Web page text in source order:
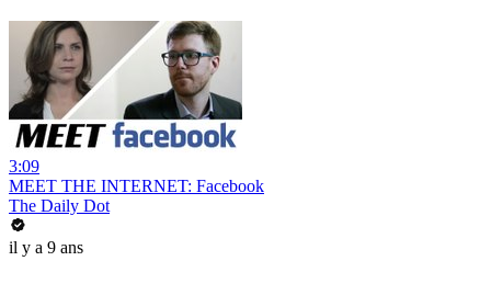
3:09
MEET THE INTERNET: Facebook
The Daily Dot
il y a 9 ans